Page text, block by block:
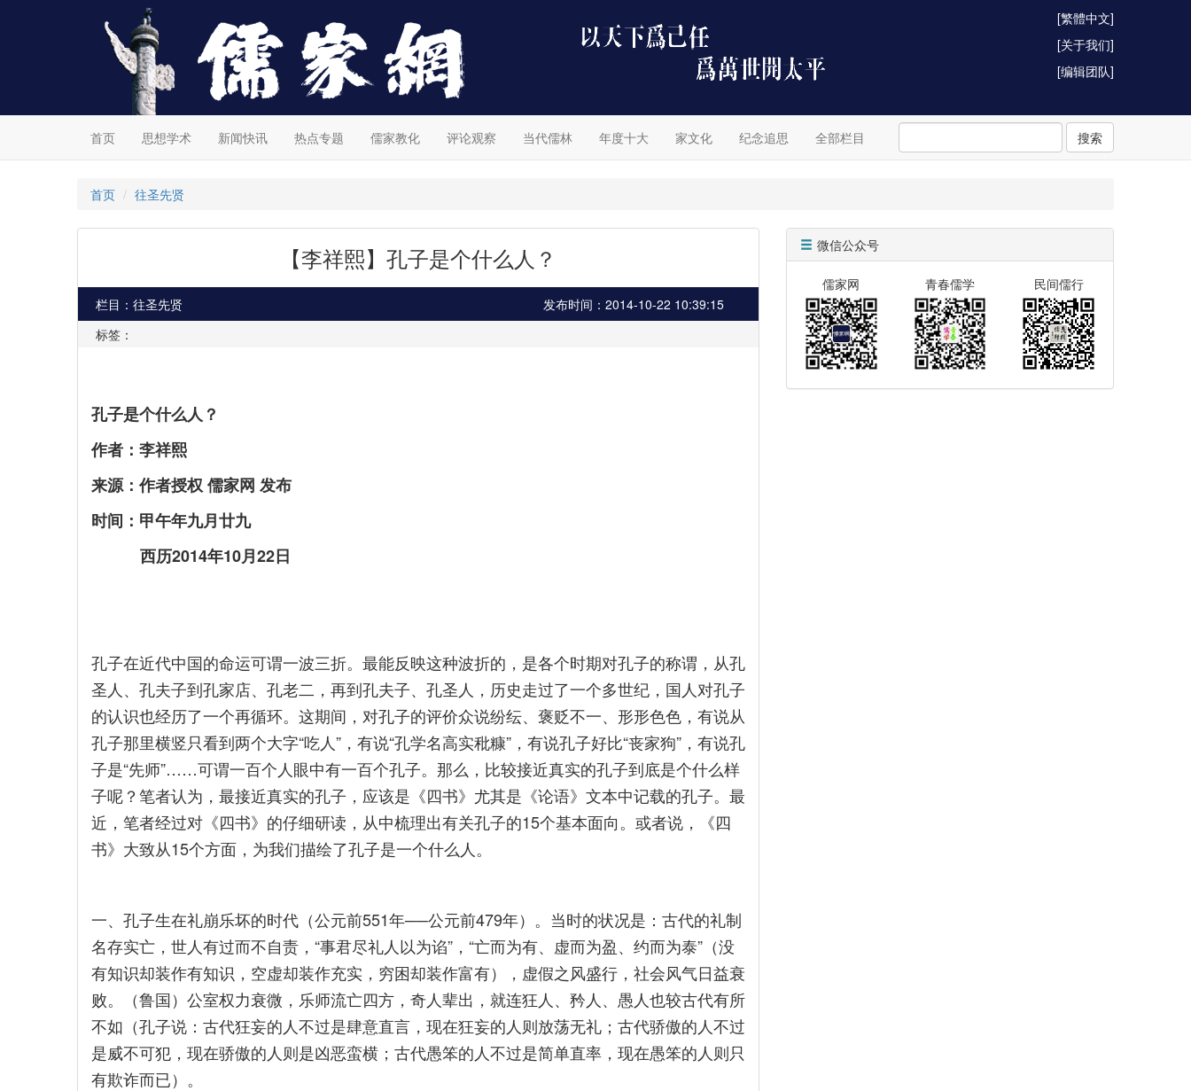
[繁體中文]
[关于我们]
[编辑团队]
首页 思想学术 新闻快讯 热点专题 儒家教化 评论观察 当代儒林 年度十大 家文化 纪念追思 全部栏目 搜索
首页 往圣先贤
【李祥熙】孔子是个什么人？
栏目：往圣先贤
发布时间：2014-10-22 10:39:15
标签：
孔子是个什么人？
作者：李祥熙
来源：作者授权 儒家网 发布
时间：甲午年九月廿九
西历2014年10月22日
孔子在近代中国的命运可谓一波三折。最能反映这种波折的，是各个时期对孔子的称谓，从孔
圣人、孔夫子到孔家店、孔老二，再到孔夫子、孔圣人，历史走过了一个多世纪，国人对孔子
的认识也经历了一个再循环。这期间，对孔子的评价众说纷纭、褒贬不一、形形色色，有说从
孔子那里横竖只看到两个大字“吃人”，有说“孔学名高实秕糠”，有说孔子好比“丧家狗”，有说孔
子是“先师”……可谓一百个人眼中有一百个孔子。那么，比较接近真实的孔子到底是个什么样
子呢？笔者认为，最接近真实的孔子，应该是《四书》尤其是《论语》文本中记载的孔子。最
近，笔者经过对《四书》的仔细研读，从中梳理出有关孔子的15个基本面向。或者说，《四
书》大致从15个方面，为我们描绘了孔子是一个什么人。
一、孔子生在礼崩乐坏的时代（公元前551年──公元前479年）。当时的状况是：古代的礼制
名存实亡，世人有过而不自责，“事君尽礼人以为谄”，“亡而为有、虚而为盈、约而为泰”（没
有知识却装作有知识，空虚却装作充实，穷困却装作富有），虚假之风盛行，社会风气日益衰
败。（鲁国）公室权力衰微，乐师流亡四方，奇人辈出，就连狂人、矜人、愚人也较古代有所
不如（孔子说：古代狂妄的人不过是肆意直言，现在狂妄的人则放荡无礼；古代骄傲的人不过
是威不可犯，现在骄傲的人则是凶恶蛮横；古代愚笨的人不过是简单直率，现在愚笨的人则只
有欺诈而已）。
微信公众号
儒家网 青春儒学 民间儒行